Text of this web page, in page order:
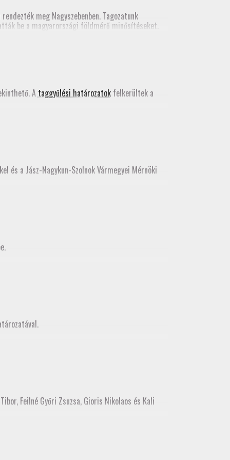
meg Nagyszebenben. Tagozatunk
be a magyarországi földmérő minősítéseket.
A taggyűlési határozatokfelkerültek a
és a Jász-Nagykun-Szolnok Vármegyei Mérnöki
Feilné Győri Zsuzsa, Gioris Nikolaos és Kali